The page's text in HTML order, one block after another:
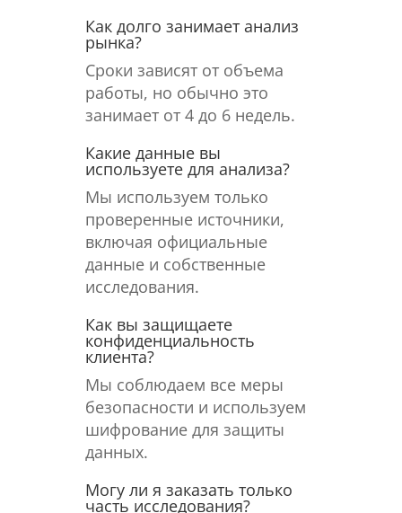
Как долго занимает анализ
рынка?
Сроки зависят от объема
работы, но обычно это
занимает от 4 до 6 недель.
Какие данные вы
используете для анализа?
Мы используем только
проверенные источники,
включая официальные
данные и собственные
исследования.
Как вы защищаете
конфиденциальность
клиента?
Мы соблюдаем все меры
безопасности и используем
шифрование для защиты
данных.
Могу ли я заказать только
часть исследования?